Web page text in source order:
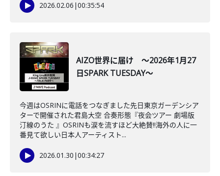
2026.02.06 |00:35:54
AIZO世界に届け ～2026年1月27
日SPARK TUESDAY～
今週はOSRINに電話をつなぎました先日東京ガーデンシア
ターで開催された君島大空 合奏形態『夜会ツアー 劇場版
汀線のうた 』OSRINも涙を流すほど大絶賛‼海外の人に一
番見て欲しい日本人アーティスト...
2026.01.30 |00:34:27